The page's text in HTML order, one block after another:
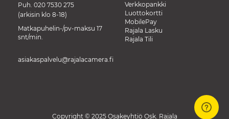
Verkkopankki
Luottokortti
MobilePay
Rajala Lasku
Rajala Tili
Puh. 020 7530 275
(arkisin klo 8-18)
Matkapuhelin-/pv-maksu 17
snt/min.
asiakaspalvelu@rajalacamera.fi
Copyright © 2025 Osakeyhtiö Osk. Rajala